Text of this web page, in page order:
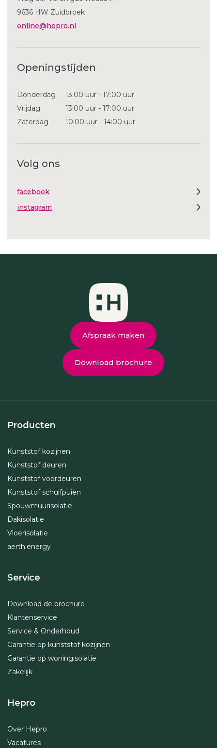
9636 HW Zuidbroek
online@hepro.nl
Openingstijden
Donderdag
13:00 uur - 17:00 uur
Vrijdag
13:00 uur - 17:00 uur
Zaterdag
10:00 uur - 14:00 uur
Volg ons
facebook
instagram
Afspraak maken
Download brochure
Producten
Kunststof kozijnen
Kunststof deuren
Kunststof voordeuren
Kunststof schuifpuien
Spouwmuurisolatie
Dakisolatie
Vloerisolatie
aerth.energy
Service
Download de brochure
Klantenservice
Service & Onderhoud
Garantie op kunststof kozijnen
Garantie op woningisolatie
Zakelijk
Hepro
Over Hepro
Vacatures